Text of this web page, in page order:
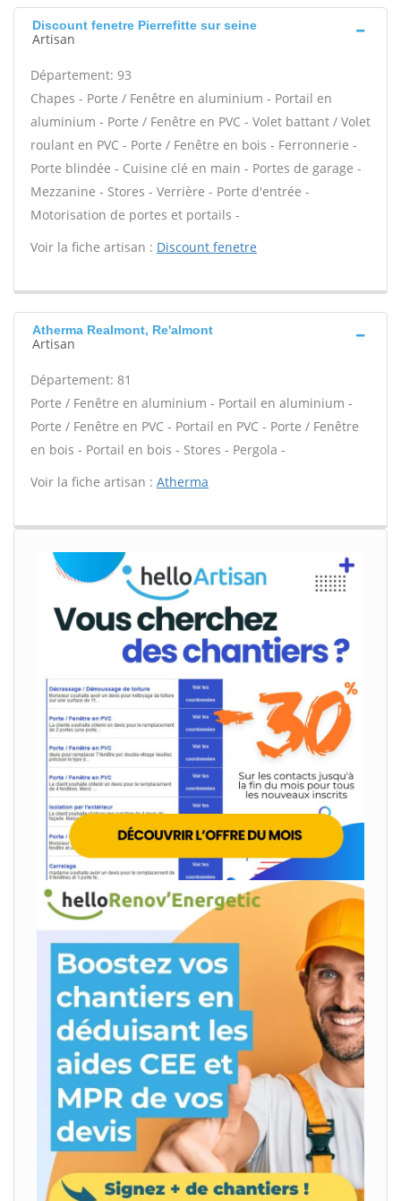
Discount fenetre Pierrefitte sur seine
Artisan
Département: 93
Chapes - Porte / Fenêtre en aluminium - Portail en
aluminium - Porte / Fenêtre en PVC - Volet battant / Volet
roulant en PVC - Porte / Fenêtre en bois - Ferronnerie -
Porte blindée - Cuisine clé en main - Portes de garage -
Mezzanine - Stores - Verrière - Porte d'entrée -
Motorisation de portes et portails -
Voir la fiche artisan : Discount fenetre
Atherma Realmont, Re'almont
Artisan
Département: 81
Porte / Fenêtre en aluminium - Portail en aluminium -
Porte / Fenêtre en PVC - Portail en PVC - Porte / Fenêtre
en bois - Portail en bois - Stores - Pergola -
Voir la fiche artisan : Atherma